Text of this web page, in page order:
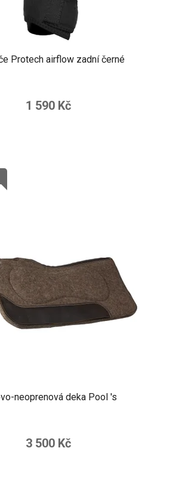
Protech airflow zadní černé
1 590 Kč
neoprenová deka Pool 's
3 500 Kč